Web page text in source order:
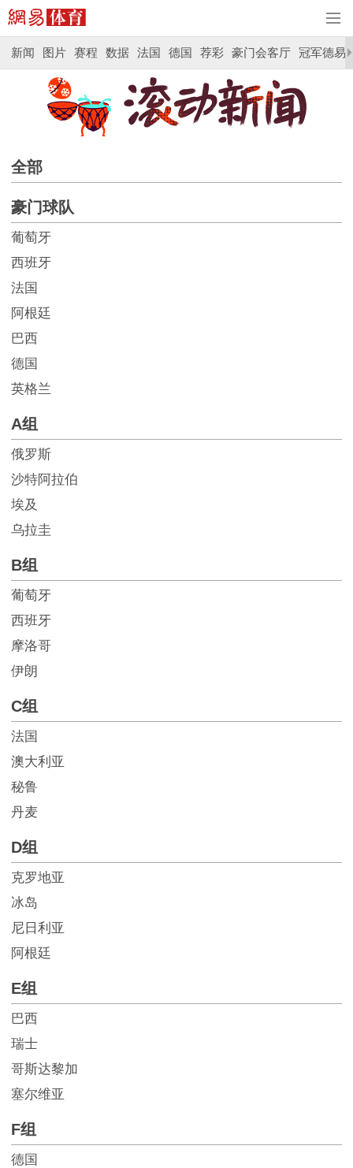
新闻 图片 赛程 数据 法国 德国 荐彩 豪门会客厅 冠军德易
全部
豪门球队
葡萄牙
西班牙
法国
阿根廷
巴西
德国
英格兰
A组
俄罗斯
沙特阿拉伯
埃及
乌拉圭
B组
葡萄牙
西班牙
摩洛哥
伊朗
C组
法国
澳大利亚
秘鲁
丹麦
D组
克罗地亚
冰岛
尼日利亚
阿根廷
E组
巴西
瑞士
哥斯达黎加
塞尔维亚
F组
德国